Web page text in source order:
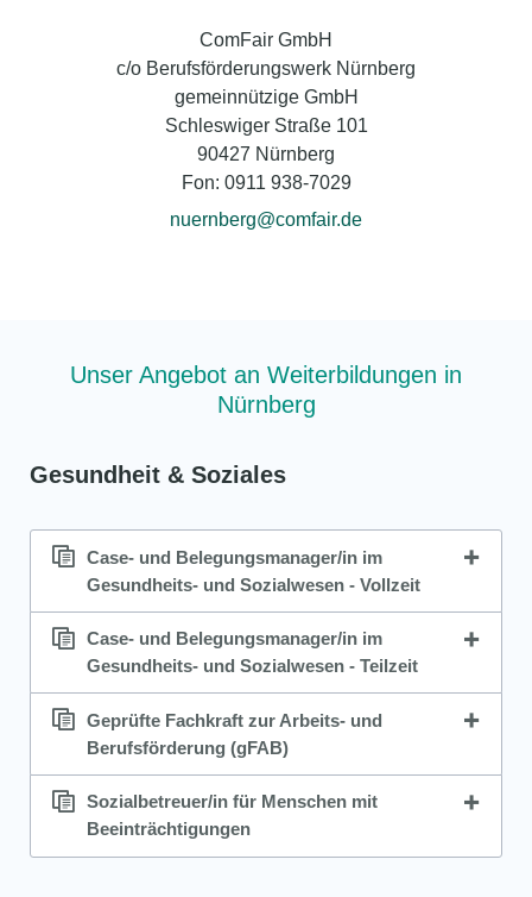
ComFair GmbH
c/o Berufsförderungswerk Nürnberg
gemeinnützige GmbH
Schleswiger Straße 101
90427 Nürnberg
Fon: 0911 938-7029
nuernberg@comfair.de
Unser Angebot an Weiterbildungen in
Nürnberg
Gesundheit & Soziales
Case- und Belegungsmanager/in im
Gesundheits- und Sozialwesen - Vollzeit
Case- und Belegungsmanager/in im
Gesundheits- und Sozialwesen - Teilzeit
Geprüfte Fachkraft zur Arbeits- und
Berufsförderung (gFAB)
Sozialbetreuer/in für Menschen mit
Beeinträchtigungen